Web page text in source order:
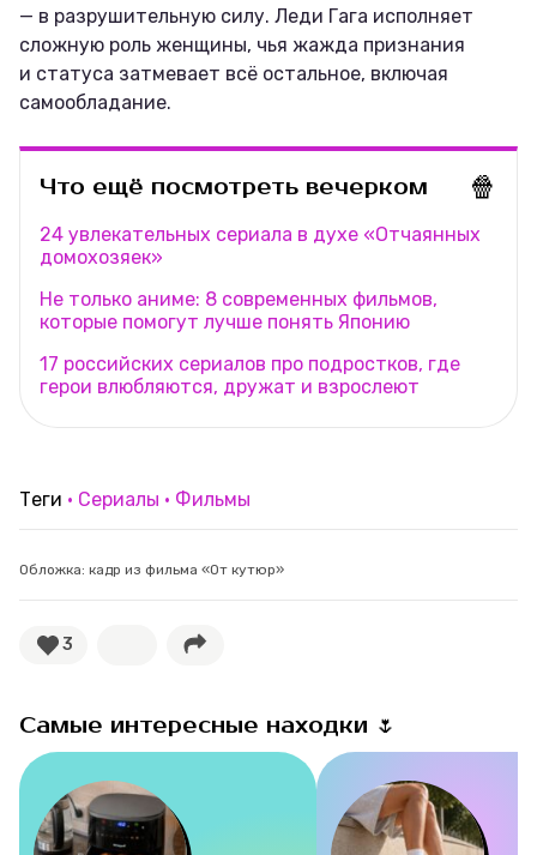
— в разрушительную силу. Леди Гага исполняет
сложную роль женщины, чья жажда признания
и статуса затмевает всё остальное, включая
самообладание.
Что ещё посмотреть вечерком 🍿
24 увлекательных сериала в духе «Отчаянных
домохозяек»
Не только аниме: 8 современных фильмов,
которые помогут лучше понять Японию
17 российских сериалов про подростков, где
герои влюбляются, дружат и взрослеют
Теги Сериалы Фильмы
Обложка: кадр из фильма «От кутюр»
3
Самые интересные находки 🌷